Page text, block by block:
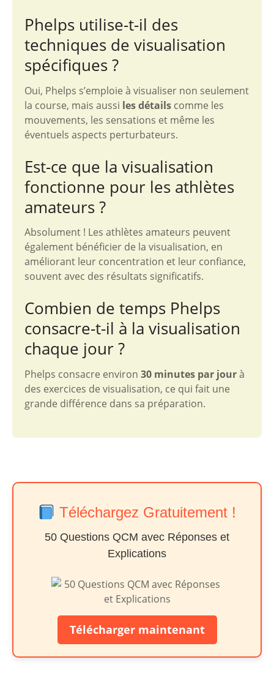
Phelps utilise-t-il des
techniques de visualisation
spécifiques ?
Oui, Phelps s’emploie à visualiser non seulement
la course, mais aussi les détails comme les
mouvements, les sensations et même les
éventuels aspects perturbateurs.
Est-ce que la visualisation
fonctionne pour les athlètes
amateurs ?
Absolument ! Les athlètes amateurs peuvent
également bénéficier de la visualisation, en
améliorant leur concentration et leur confiance,
souvent avec des résultats significatifs.
Combien de temps Phelps
consacre-t-il à la visualisation
chaque jour ?
Phelps consacre environ 30 minutes par jourà
des exercices de visualisation, ce qui fait une
grande différence dans sa préparation.
Téléchargez Gratuitement !
50 Questions QCM avec Réponses et
Explications
Télécharger maintenant